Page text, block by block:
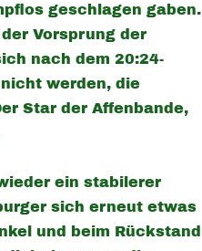
geschlagen gaben.
Vorsprung der
nach dem 20:24-
werden, die
Star der Affenbande,
ein stabilerer
sich erneut etwas
und beim Rückstand